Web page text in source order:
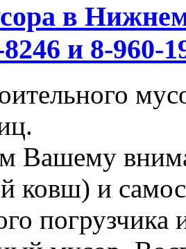
в
и 8-960-
Вашему
ковш) и